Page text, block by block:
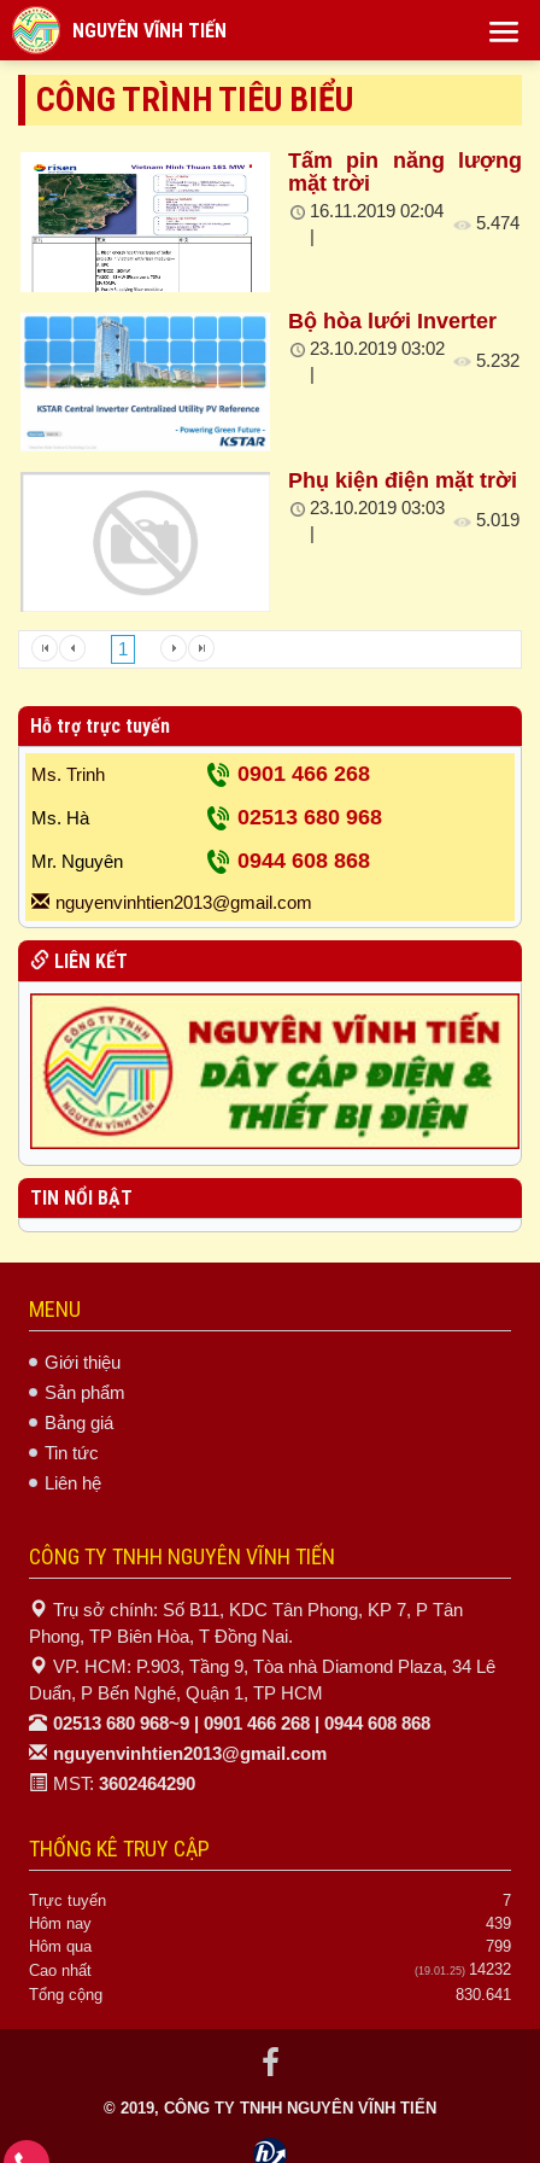
NGUYÊN VĨNH TIẾN
CÔNG TRÌNH TIÊU BIỂU
Tấm pin năng lượng
mặt trời
16.11.2019 02:04
|
5.474
Bộ hòa lưới Inverter
23.10.2019 03:02
|
5.232
Phụ kiện điện mặt trời
23.10.2019 03:03
|
5.019
1
Hỗ trợ trực tuyến
Ms. Trinh 0901 466 268
Ms. Hà 02513 680 968
Mr. Nguyên 0944 608 868
nguyenvinhtien2013@gmail.com
LIÊN KẾT
TIN NỔI BẬT
MENU
Giới thiệu
Sản phẩm
Bảng giá
Tin tức
Liên hệ
CÔNG TY TNHH NGUYÊN VĨNH TIẾN
Trụ sở chính: Số B11, KDC Tân Phong, KP 7, P Tân
Phong, TP Biên Hòa, T Đồng Nai.
VP. HCM: P.903, Tầng 9, Tòa nhà Diamond Plaza, 34 Lê
Duẩn, P Bến Nghé, Quận 1, TP HCM
02513 680 968~9 | 0901 466 268 | 0944 608 868
nguyenvinhtien2013@gmail.com
MST: 3602464290
THỐNG KÊ TRUY CẬP
Trực tuyến
7
Hôm nay
439
Hôm qua
799
Cao nhất
(19.01.25) 14232
Tổng cộng
830.641
© 2019, CÔNG TY TNHH NGUYÊN VĨNH TIẾN